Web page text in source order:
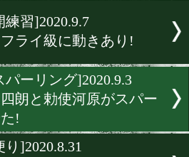
テスト]2020.9.12
老宝石の原石達が注目
いる!
開練習]2020.9.7
トフライ級に動きあり!